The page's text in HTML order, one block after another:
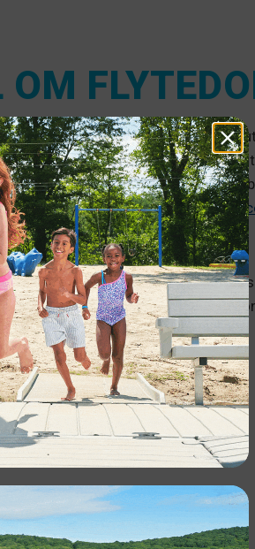
siden 1991, og har et bredt
Alle våre flytebrygger kan
slik at den passer til din plass, ditt
formål, kajakk- ogpersonlige
ved vannkanten.
vi får fra kunder, sammen med svar
er du velkommen til å ta